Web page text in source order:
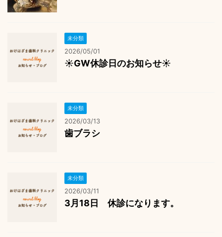
未分類
2026/05/01
☀️GW休診日のお知らせ☀️
未分類
2026/03/13
歯ブラシ
未分類
2026/03/11
3月18日 休診になります。